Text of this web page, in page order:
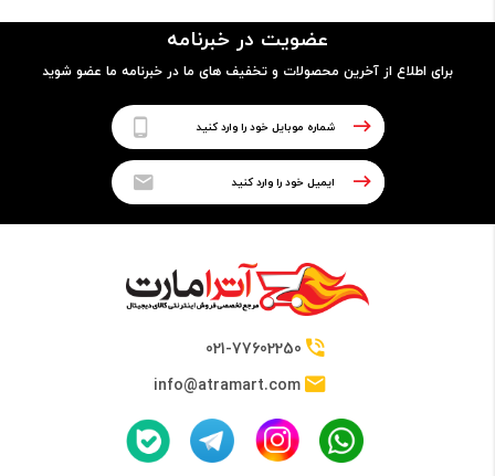
قاب پشتی کاملا فلزی از جنس آلومینیوم
پردازنده
نوع پردازنده
Quad-Core Cortex-A9 CPU
عضویت در خبرنامه
برای اطلاع از آخرین محصولات و تخفیف های ما در خبرنامه ما عضو شوید
021-77602250
info@atramart.com